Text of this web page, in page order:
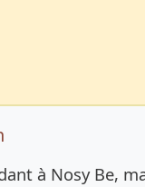
de
à Nosy Be,